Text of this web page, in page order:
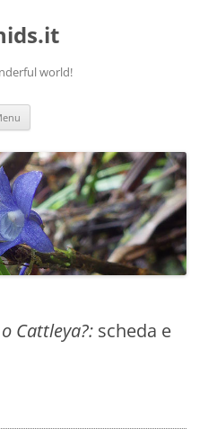
world!
Cattleya?: scheda e